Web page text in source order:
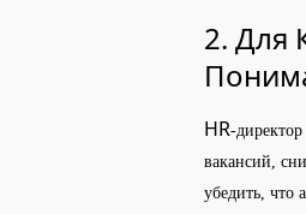
2. Для
HR-
вакансий,
убедить, что